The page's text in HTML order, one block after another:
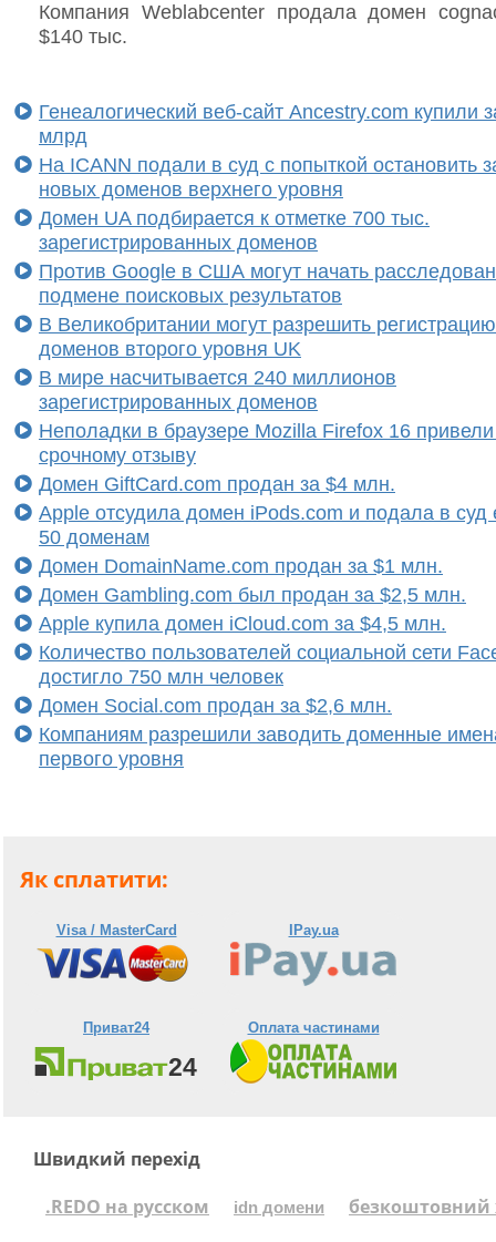
Компания Weblabcenter продала домен
$140 тыс.
Генеалогический веб-сайт Ancestry.com купили
млрд
На ICANN подали в суд с попыткой остановить
новых доменов верхнего уровня
Домен UA подбирается к отметке 700 тыс.
зарегистрированных доменов
Против Google в США могут начать
подмене поисковых результатов
В Великобритании могут разрешить регистрацию
доменов второго уровня UK
В мире насчитывается 240 миллионов
зарегистрированных доменов
Неполадки в браузере Mozilla Firefox 16 привели
срочному отзыву
Домен GiftCard.com продан за $4 млн.
Apple отсудила домен iPods.com и подала в
50 доменам
Домен DomainName.com продан за $1 млн.
Домен Gambling.com был продан за $2,5 млн.
Apple купила домен iCloud.com за $4,5 млн.
Количество пользователей социальной сети
достигло 750 млн человек
Домен Social.com продан за $2,6 млн.
Компаниям разрешили заводить доменные
первого уровня
Як сплатити:
Visa / MasterCard IPay.ua
Приват24 Оплата частинами
Швидкий перехід
.REDO на русском
idn домени безкоштовний